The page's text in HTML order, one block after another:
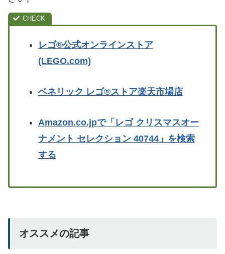
レゴ®公式オンラインストア
(LEGO.com)
ベネリック レゴ®ストア楽天市場店
Amazon.co.jpで「レゴ クリスマスオー
ナメント セレクション 40744」を検索
する
オススメの記事